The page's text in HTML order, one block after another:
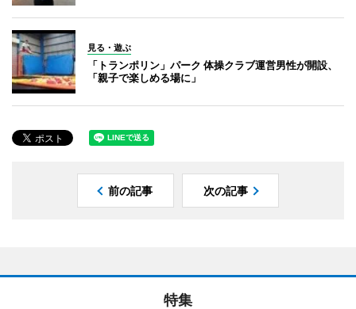
見る・遊ぶ
「トランポリン」パーク 体操クラブ運営男性が開設、
「親子で楽しめる場に」
前の記事 次の記事
特集